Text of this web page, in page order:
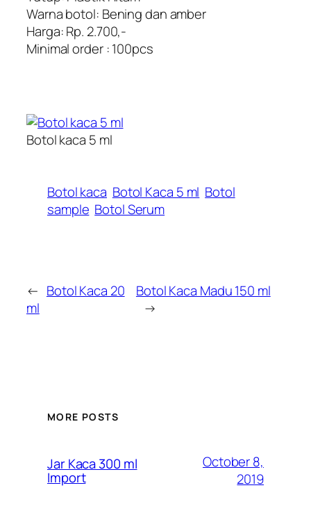
Warna botol: Bening dan amber
Harga: Rp. 2.700,-
Minimal order : 100pcs
Botol kaca 5 ml
Botol kaca Botol Kaca 5 ml Botol
sample Botol Serum
← Botol Kaca 20
ml
Botol Kaca Madu 150 ml
→
MORE POSTS
Jar Kaca 300 ml
Import
October 8,
2019